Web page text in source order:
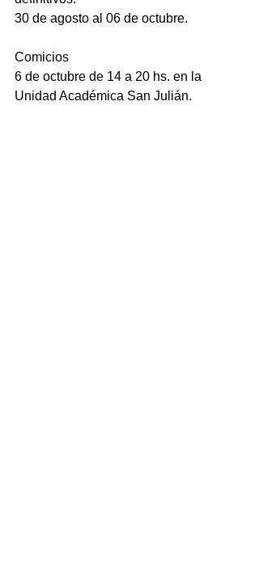
30 de agosto al 06 de octubre.
Comicios
6 de octubre de 14 a 20 hs. en la
Unidad Académica San Julián.